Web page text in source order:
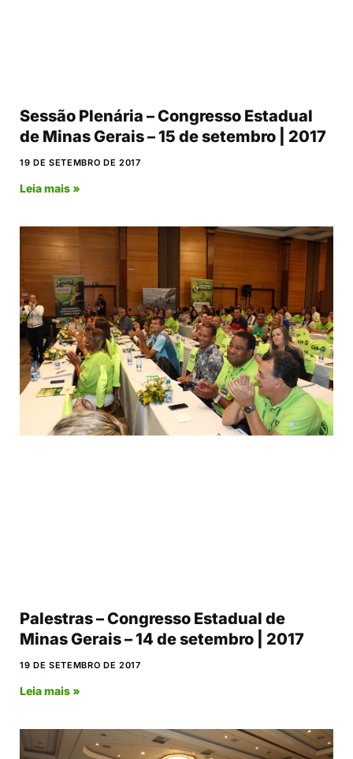
Sessão Plenária – Congresso Estadual
de Minas Gerais – 15 de setembro | 2017
19 DE SETEMBRO DE 2017
Leia mais »
Palestras – Congresso Estadual de
Minas Gerais – 14 de setembro | 2017
19 DE SETEMBRO DE 2017
Leia mais »